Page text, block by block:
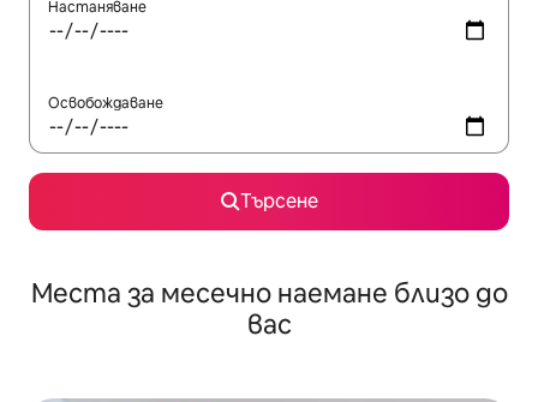
Настаняване
Освобождаване
Търсене
Места за месечно наемане близо до
вас